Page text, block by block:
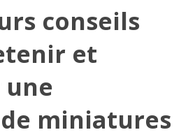
conseils
et
miniatures